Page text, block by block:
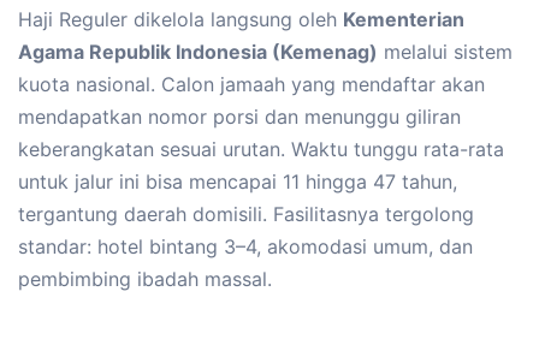
Haji Reguler dikelola langsung oleh Kementerian
Agama Republik Indonesia (Kemenag) melalui sistem
kuota nasional. Calon jamaah yang mendaftar akan
mendapatkan nomor porsi dan menunggu giliran
keberangkatan sesuai urutan. Waktu tunggu rata-rata
untuk jalur ini bisa mencapai 11 hingga 47 tahun,
tergantung daerah domisili. Fasilitasnya tergolong
standar: hotel bintang 3–4, akomodasi umum, dan
pembimbing ibadah massal.